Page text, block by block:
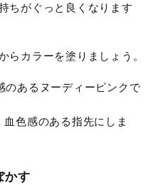
ちがぐっと良くなります
らカラーを塗りましょう。
のあるヌーディーピンクで
色感のある指先にしま
かす